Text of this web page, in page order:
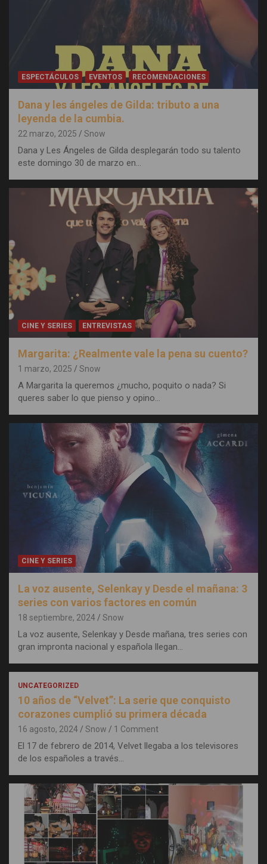
ESPECTÁCULOS EVENTOS RECOMENDACIONES
Dana y les ángeles de Gilda: tributo a una
leyenda de la cumbia.
22 marzo, 2025 Snow
Dana y Les Ángeles de Gilda desplegarán todo su talento
este domingo 30 de marzo en…
CINE Y SERIES ENTREVISTAS
Margarita: ¿Realmente vale la pena su cuento?
1 marzo, 2025 Snow
A Margarita la queremos ¿mucho, poquito o nada? Si
queres saber lo que pienso y opino…
CINE Y SERIES
La voz ausente, Selenkay y Desde el mañana: 3
series con varios factores en común
18 septiembre, 2024 Snow
La voz ausente, Selenkay y Desde mañana, tres series con
gran impronta nacional y española llegan…
UNCATEGORIZED
10 años de “Velvet”: La serie que conquisto
corazones cumplió su primera década
16 agosto, 2024 Snow 1 Comment
El 17 de febrero de 2014, Velvet llegaba a los televisores
de los españoles a través…